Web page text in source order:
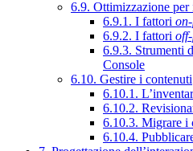
6.9. Ottimizzazione
6.9.1. I fattori
6.9.2. I fattori
6.9.3. Strumenti
Console
6.10. Gestire i contenuti
6.10.1.
6.10.2.
6.10.3. Migrare i
6.10.4.